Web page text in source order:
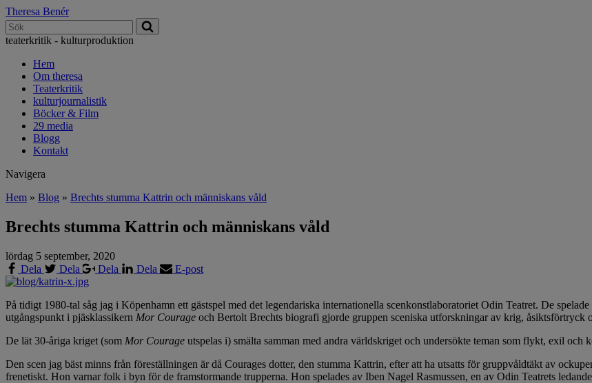
Theresa Benér
teaterkritik - kulturproduktion
Hem
Om theresa
Teaterkritik
kulturjournalistik
Böcker & Film
29 media
Blogg
Kontakt
Navigera
Hem » Blog » Brechts stumma Kattrin och människans våld
Brechts stumma Kattrin och människans våld
lördag 5 september, 2020
Dela
Dela Dela Dela E-post
På tidigt 1980-tal såg jag i Köpenhamn ett gästspel med det legendariska internationella scenkonstlaboratoriet Odin Teatret. De
utgångspunkt i pjäsklassikern Mor Courage och Bertolt Brechts biografi gjorde gruppen sceniska utforskningar av krig, åsiktsförtryck
De lät 30-åriga kriget (som Mor Courage utspelas i) smälta samman med andra världskriget och undersökte teman som flykt, exil och
Den scen jag bäst minns från föreställningen är då Courages dotter, den stumma Kattrin, efter att ha utsatts för gruppvåldtäkt av
frenetiskt. Hon varnar folk i byn för de framstormande trupperna. Hon spelades av Iben Nagel Rasmussen, en av Odin Teatrets